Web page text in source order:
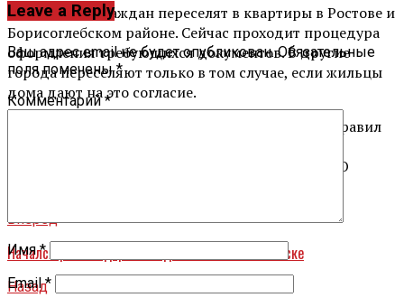
Кроме того, граждан переселят в квартиры в Ростове и
Борисоглебском районе. Сейчас проходит процедура
оформления требующихся документов. В другие
города переселяют только в том случае, если жильцы
дома дают на это согласие.
Как сообщил Максим Фролов, департамент направил
требованием проверить законность работы ООО
Вперед
Начался ремонт дороги по дамбе-шлюз в Рыбинске
Назад
Leave a Reply
Ваш адрес email не будет опубликован. Обязательные
поля помечены*
Комментарий*
Имя*
Email*